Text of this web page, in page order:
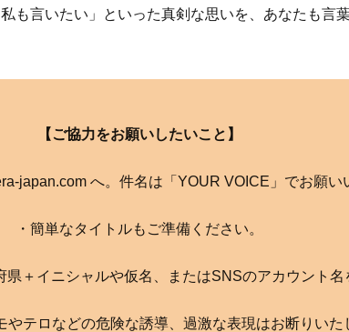
も言いたい」といった真剣な思いを、あなたも言
【ご協力をお願いしたいこと】
japan.com へ。件名は「YOUR VOICE」でお願い
・簡単なタイトルもご準備ください。
県＋イニシャルや仮名、またはSNSのアカウント名
やテロなどの危険な誘導、過激な表現はお断りいた